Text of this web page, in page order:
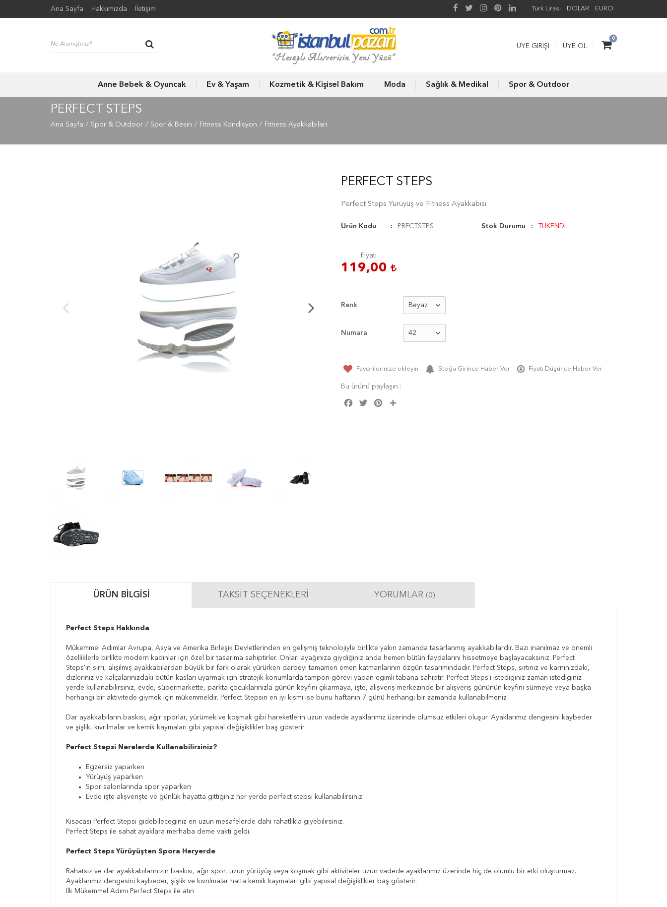
Ana Sayfa Hakkımızda İletişim Türk Lirası DOLAR EURO
0
ÜYE GIRIŞI ÜYE OL
Anne Bebek & Oyuncak Ev & Yaşam Kozmetik & Kişisel Bakım Moda Sağlık & Medikal Spor & Outdoor
PERFECT STEPS
Ana Sayfa Spor & Outdoor Spor & Besin Fitness Kondisyon Fitness Ayakkabıları
PERFECT STEPS
Perfect Steps Yürüyüş ve Fitness Ayakkabısı
Ürün Kodu PRFCTSTPS Stok Durumu TÜKENDİ
Fiyatı
119,00
Renk
Numara
Favorilerinize ekleyin Stoğa Girince Haber Ver Fiyatı Düşünce Haber Ver
Bu ürünü paylaşın :
Facebook
Twitter Pinterest
ÜRÜN BILGISI TAKSIT SEÇENEKLERI YORUMLAR (0)
Perfect Steps Hakkında
Mükemmel Adımlar Avrupa, Asya ve Amerika Birleşik Devletlerinden en gelişmiş teknolojiyle birlikte yakın zamanda tasarlanmış ayakkabılardır. Bazı inanılmaz ve önemli
özelliklerle birlikte modern kadınlar için özel bir tasarıma sahiptirler. Onları ayağınıza giydiğiniz anda hemen bütün faydalarını hissetmeye başlayacaksınız. Perfect
Steps'in sırrı, alışılmış ayakkabılardan büyük bir fark olarak yürürken darbeyi tamamen emen katmanlarının özgün tasarımındadır. Perfect Steps, sırtınız ve karnınızdaki,
dizleriniz ve kalçalarınızdaki bütün kasları uyarmak için stratejik konumlarda tampon görevi yapan eğimli tabana sahiptir. Perfect Steps'i istediğiniz zaman istediğiniz
yerde kullanabilirsiniz, evde, süpermarkette, parkta çocuklarınızla günün keyfini çıkarmaya, işte, alışveriş merkezinde bir alışveriş gününün keyfini sürmeye veya başka
herhangi bir aktivitede giymek için mükemmeldir. Perfect Stepsin en iyi kısmı ise bunu haftanın 7 günü herhangi bir zamanda kullanabilmeniz
Dar ayakkabıların baskısı, ağır sporlar, yürümek ve koşmak gibi hareketlerin uzun vadede ayaklarımız üzerinde olumsuz etkileri oluşur. Ayaklarımız dengesini kaybeder
ve şişlik, kıvrılmalar ve kemik kaymaları gibi yapısal değişiklikler baş gösterir.
Perfect Stepsi Nerelerde Kullanabilirsiniz?
Egzersiz yaparken
Yürüyüş yaparken
Spor salonlarında spor yaparken
Evde işte alışverişte ve günlük hayatta gittiğiniz her yerde perfect stepsi kullanabilirsiniz.
Kısacası Perfect Stepsi gidebileceğiniz en uzun mesafelerde dahi rahatlıkla giyebilirsiniz.
Perfect Steps ile sahat ayaklara merhaba deme vakti geldi.
Perfect Steps Yürüyüşten Spora Heryerde
Rahatsız ve dar ayakkabılarınızın baskısı, ağır spor, uzun yürüyüş veya koşmak gibi aktiviteler uzun vadede ayaklarımız üzerinde hiç de olumlu bir etki oluşturmaz.
Ayaklarımız dengesini kaybeder, şişlik ve kıvrılmalar hatta kemik kaymaları gibi yapısal değişiklikler baş gösterir.
İlk Mükemmel Adımı Perfect Steps ile atın